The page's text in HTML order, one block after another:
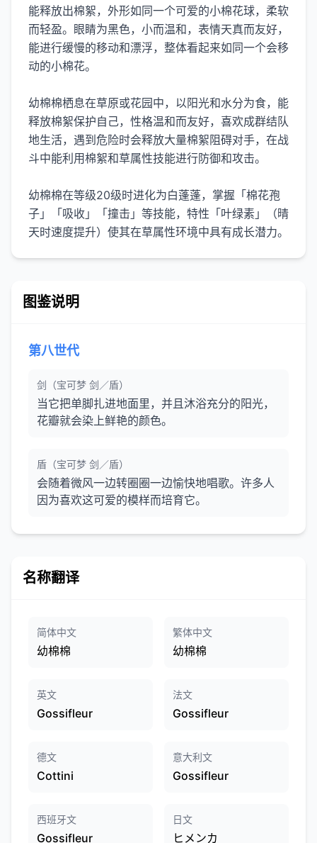
能释放出棉絮，外形如同一个可爱的小棉花球，柔软
而轻盈。眼睛为黑色，小而温和，表情天真而友好，
能进行缓慢的移动和漂浮，整体看起来如同一个会移
动的小棉花。
幼棉棉栖息在草原或花园中，以阳光和水分为食，能
释放棉絮保护自己，性格温和而友好，喜欢成群结队
地生活，遇到危险时会释放大量棉絮阻碍对手，在战
斗中能利用棉絮和草属性技能进行防御和攻击。
幼棉棉在等级20级时进化为白蓬蓬，掌握「棉花孢
子」「吸收」「撞击」等技能，特性「叶绿素」（晴
天时速度提升）使其在草属性环境中具有成长潜力。
图鉴说明
第八世代
剑（宝可梦 剑／盾）
当它把单脚扎进地面里，并且沐浴充分的阳光，
花瓣就会染上鲜艳的颜色。
盾（宝可梦 剑／盾）
会随着微风一边转圈圈一边愉快地唱歌。许多人
因为喜欢这可爱的模样而培育它。
名称翻译
简体中文
幼棉棉
繁体中文
幼棉棉
英文
Gossifleur
法文
Gossifleur
德文
Cottini
意大利文
Gossifleur
西班牙文
Gossifleur
日文
ヒメンカ